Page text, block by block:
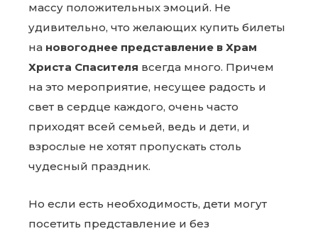
массу положительных эмоций. Не
удивительно, что желающих купить билеты
на новогоднее представление в Храм
Христа Спасителя всегда много. Причем
на это мероприятие, несущее радость и
свет в сердце каждого, очень часто
приходят всей семьей, ведь и дети, и
взрослые не хотят пропускать столь
чудесный праздник.
Но если есть необходимость, дети могут
посетить представление и без